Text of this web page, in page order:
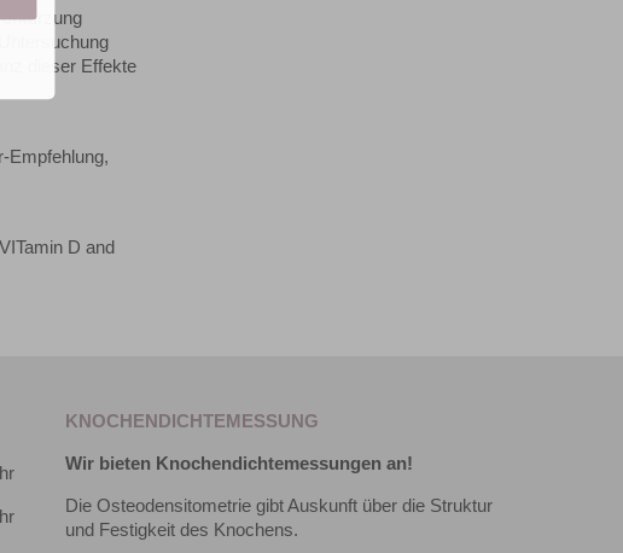
dieser Effekte
Empfehlung,
D and
KNOCHENDICHTEMESSUNG
Wir bieten Knochendichtemessungen an!
Die Osteodensitometrie gibt Auskunft über die Struktur
und Festigkeit des Knochens.